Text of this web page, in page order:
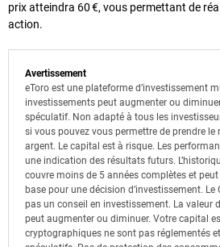
prix atteindra 60 €, vous permettant de
action.
Avertissement
eToro est une plateforme d’investissement
investissements peut augmenter ou
spéculatif. Non adapté à tous les
si vous pouvez vous permettre de prendre le
argent. Le capital est à risque. Les
une indication des résultats futurs.
couvre moins de 5 années complètes et
base pour une décision d’investissement.
pas un conseil en investissement. La valeur
peut augmenter ou diminuer. Votre capital
cryptographiques ne sont pas réglementés